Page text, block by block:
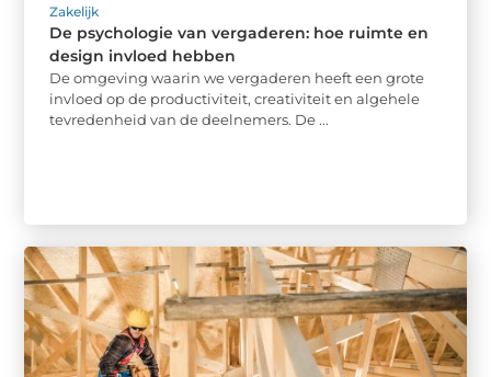
Zakelijk
De psychologie van vergaderen: hoe ruimte en
design invloed hebben
De omgeving waarin we vergaderen heeft een grote
invloed op de productiviteit, creativiteit en algehele
tevredenheid van de deelnemers. De ...